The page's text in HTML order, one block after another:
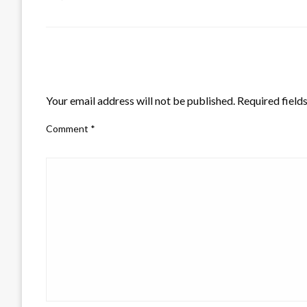
Your email address will not be published. Required
Comment *